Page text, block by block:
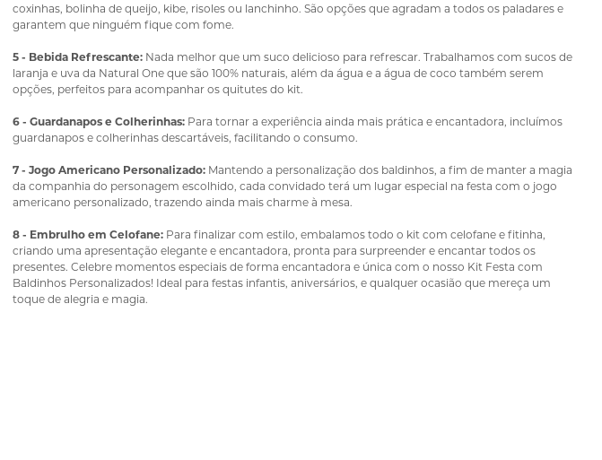
coxinhas, bolinha de queijo, kibe, risoles ou lanchinho. São opções que agradam a todos os paladares e
garantem que ninguém fique com fome.
5 - Bebida Refrescante: Nada melhor que um suco delicioso para refrescar. Trabalhamos com sucos de
laranja e uva da Natural One que são 100% naturais, além da água e a água de coco também serem
opções, perfeitos para acompanhar os quitutes do kit.
6 - Guardanapos e Colherinhas: Para tornar a experiência ainda mais prática e encantadora, incluímos
guardanapos e colherinhas descartáveis, facilitando o consumo.
7 - Jogo Americano Personalizado: Mantendo a personalização dos baldinhos, a fim de manter a magia
da companhia do personagem escolhido, cada convidado terá um lugar especial na festa com o jogo
americano personalizado, trazendo ainda mais charme à mesa.
8 - Embrulho em Celofane: Para finalizar com estilo, embalamos todo o kit com celofane e fitinha,
criando uma apresentação elegante e encantadora, pronta para surpreender e encantar todos os
presentes. Celebre momentos especiais de forma encantadora e única com o nosso Kit Festa com
Baldinhos Personalizados! Ideal para festas infantis, aniversários, e qualquer ocasião que mereça um
toque de alegria e magia.